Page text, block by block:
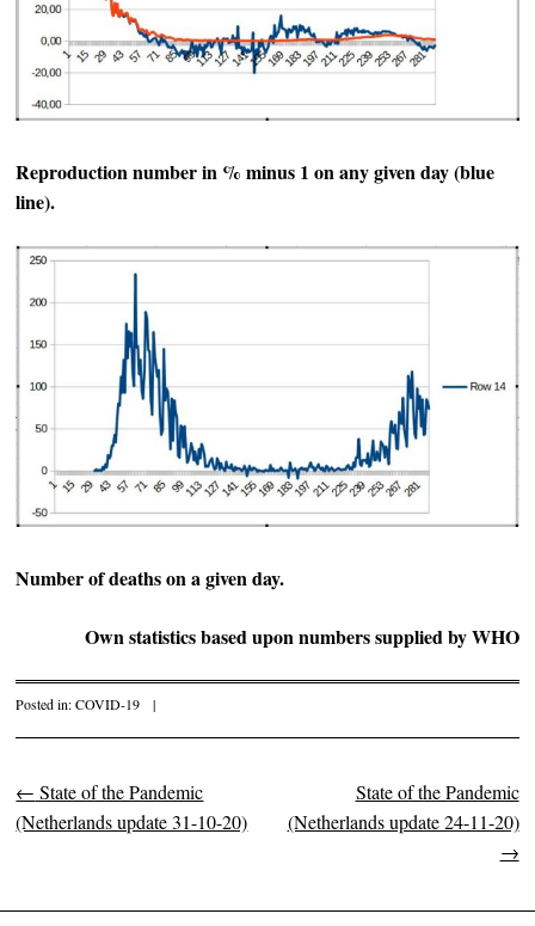
Reproduction number in % minus 1 on any given day (blue
line).
Number of deaths on a given day.
Own statistics based upon numbers supplied by WHO
Posted in:COVID-19 |
Post navigation
← State of the Pandemic
(Netherlands update 31-10-20)
State of the Pandemic
(Netherlands update 24-11-20)
→